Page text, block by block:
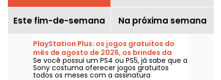
Este fim-de-semana Na próxima semana
PlayStation Plus: os jogos gratuitos do
mês de agosto de 2026, os brindes da
Sony que você não pode perder
Se você possui um PS4 ou PS5, já sabe que a
Sony costuma oferecer jogos gratuitos
todos os meses com a assinatura